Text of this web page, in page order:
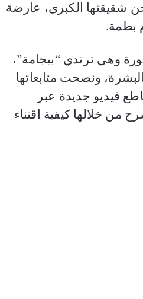
شقيقتها الكبرى، عارضة
بطمة.
وهي ترتدي “بيجامة”،
ونصحت متابعاتها
فيديو جديدة عبر
خلالها كيفية اقتناء